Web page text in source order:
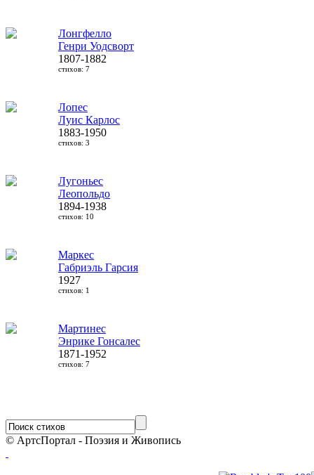
Лонгфелло
Генри Уодсворт
1807-1882
стихов: 7
Лопес
Луис Карлос
1883-1950
стихов: 3
Лугоньес
Леопольдо
1894-1938
стихов: 10
Маркес
Габриэль Гарсия
1927
стихов: 1
Мартинес
Энрике Гонсалес
1871-1952
стихов: 7
© АртсПортал - Поэзия и Живопись